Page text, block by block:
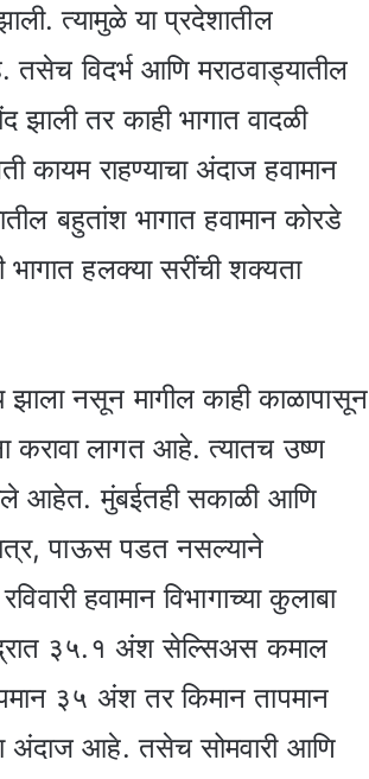
त्यामुळे या प्रदेशातील
तसेच विदर्भ आणि मराठवाड्यातील
झाली तर काही भागात वादळी
कायम राहण्याचा अंदाज हवामान
बहुतांश भागात हवामान कोरडे
हलक्या सरींची शक्यता
नसून मागील काही काळापासून
करावा लागत आहे. त्यातच उष्ण
आहेत. मुंबईतही सकाळी आणि
पाऊस पडत नसल्याने
हवामान विभागाच्या कुलाबा
३५.१ अंश सेल्सिअस कमाल
३५ अंश तर किमान तापमान
अंदाज आहे. तसेच सोमवारी आणि